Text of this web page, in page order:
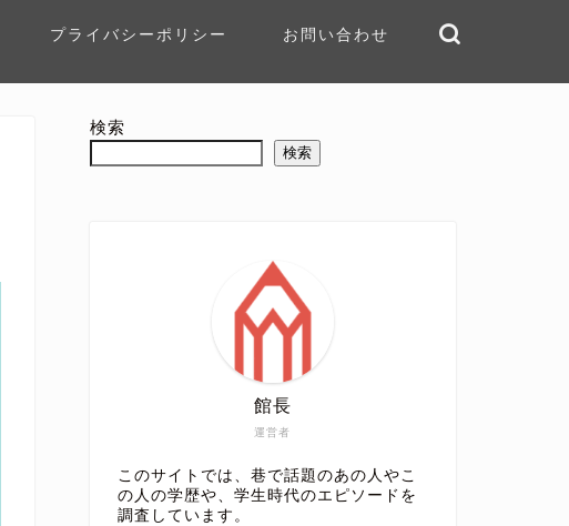
プライバシーポリシー お問い合わせ
検索
検索
運営者
館長
このサイトでは、巷で話題のあの人やこ
の人の学歴や、学生時代のエピソードを
調査しています。